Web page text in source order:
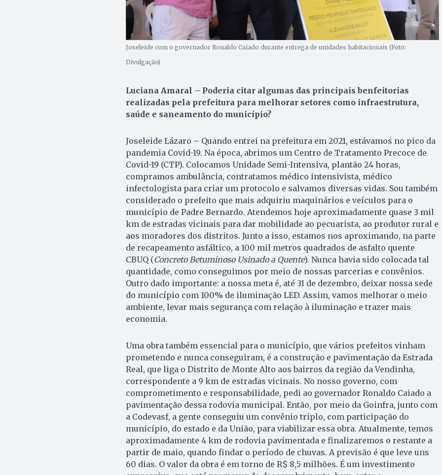
Joseleide com o governador Ronaldo Caiado durante entrega de unidades habitacionais (Foto:
Divulgação)
Luciana Amaral – Poderia citar algumas das principais benfeitorias
realizadas pela prefeitura para melhorar setores como infraestrutura,
saúde e saneamento do município?
Joseleide Lázaro – Quando entrei na prefeitura em 2021, estávamos no pico da
pandemia Covid-19. Na época, abrimos um Centro de Tratamento Precoce de
Covid-19 (CTP). Colocamos Unidade Semi-Intensiva, plantão 24 horas,
compramos ambulância, contratamos médico intensivista, médico
infectologista para criar um protocolo e salvamos diversas vidas. Sou também
considerado o prefeito que mais adquiriu maquinários e veículos para o
município de Padre Bernardo. Atendemos hoje aproximadamente quase 3 mil
km de estradas vicinais para dar mobilidade ao pecuarista, ao produtor rural e
aos moradores dos distritos. Junto a isso, estamos nos aproximando, na parte
de recapeamento asfáltico, a 100 mil metros quadrados de asfalto quente
CBUQ (Concreto Betuminoso Usinado a Quente). Nunca havia sido colocada tal
quantidade, como conseguimos por meio de nossas parcerias e convênios.
Outro dado importante: a nossa meta é, até 31 de dezembro, deixar nossa sede
do município com 100% de iluminação LED. Assim, vamos melhorar o meio
ambiente, levar mais segurança com relação à iluminação e trazer mais
economia.
Uma obra também essencial para o município, que vários prefeitos vinham
prometendo e nunca conseguiram, é a construção e pavimentação da Estrada
Real, que liga o Distrito de Monte Alto aos bairros da região da Vendinha,
correspondente a 9 km de estradas vicinais. No nosso governo, com
comprometimento e responsabilidade, pedi ao governador Ronaldo Caiado a
pavimentação dessa rodovia municipal. Então, por meio da Goinfra, junto com
a Codevasf, a gente conseguiu um convênio triplo, com participação do
município, do estado e da União, para viabilizar essa obra. Atualmente, temos
aproximadamente 4 km de rodovia pavimentada e finalizaremos o restante a
partir de maio, quando findar o período de chuvas. A previsão é que leve uns
60 dias. O valor da obra é em torno de R$ 8,5 milhões. É um investimento